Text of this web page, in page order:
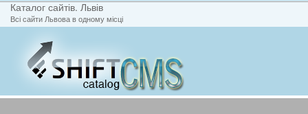
Каталог сайтів. Львів
Всі сайти Львова в одному місці